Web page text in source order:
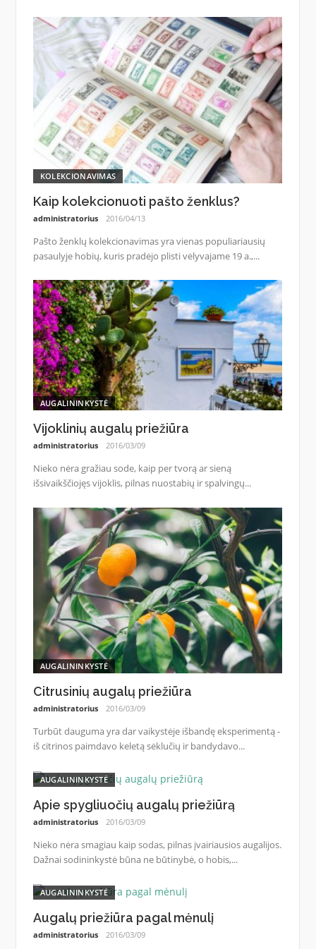
KOLEKCIONAVIMAS
Kaip kolekcionuoti pašto ženklus?
administratorius 2016/04/13
Pašto ženklų kolekcionavimas yra vienas populiariausių
pasaulyje hobių, kuris pradėjo plisti vėlyvajame 19 a.,...
AUGALININKYSTĖ
Vijoklinių augalų priežiūra
administratorius 2016/03/09
Nieko nėra gražiau sode, kaip per tvorą ar sieną
išsivaikščiojęs vijoklis, pilnas nuostabių ir spalvingų...
AUGALININKYSTĖ
Citrusinių augalų priežiūra
administratorius 2016/03/09
Turbūt dauguma yra dar vaikystėje išbandę eksperimentą -
iš citrinos paimdavo keletą sėklučių ir bandydavo...
AUGALININKYSTĖ
Apie spygliuočių augalų priežiūrą
administratorius 2016/03/09
Nieko nėra smagiau kaip sodas, pilnas įvairiausios augalijos.
Dažnai sodininkystė būna ne būtinybė, o hobis,...
AUGALININKYSTĖ
Augalų priežiūra pagal mėnulį
administratorius 2016/03/09